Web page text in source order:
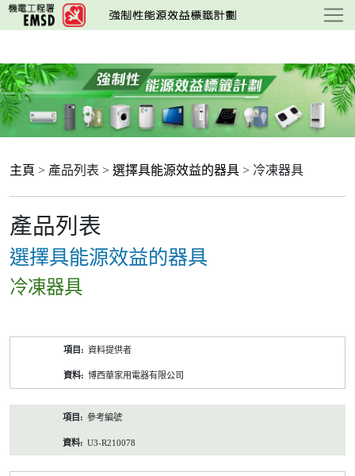
跳
至
要
內
容
主頁 > 產品列表 > 選擇具能源效益的器具 > 冷凍器具
產品列表
選擇具能源效益的器具
冷凍器具
資料提供者
博西華家用電器有限公司
參考編號
U3-R210078